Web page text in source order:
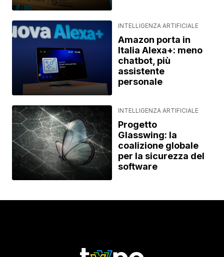
INTELLIGENZA ARTIFICIALE
Amazon porta in
Italia Alexa+: meno
chatbot, più
assistente
personale
INTELLIGENZA ARTIFICIALE
Progetto
Glasswing: la
coalizione globale
per la sicurezza del
software